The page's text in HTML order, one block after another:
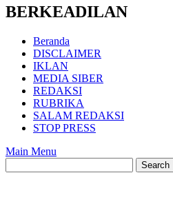
BERKEADILAN
Beranda
DISCLAIMER
IKLAN
MEDIA SIBER
REDAKSI
RUBRIKA
SALAM REDAKSI
STOP PRESS
Main Menu